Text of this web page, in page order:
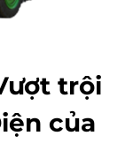
trội
của